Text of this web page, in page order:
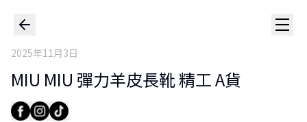
2025年11月3日
MIU MIU 彈力羊皮長靴 精工 A貨